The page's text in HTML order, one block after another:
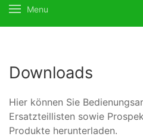
Menu
Downloads
Hier können Sie
Ersatzteillisten sowie
Produkte herunterladen.